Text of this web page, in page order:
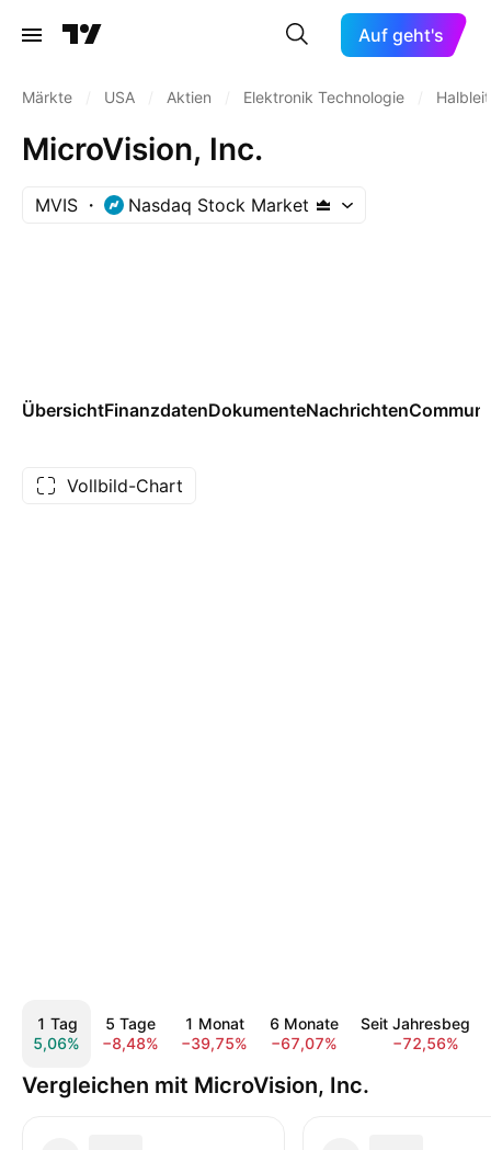
Auf geht's
Märkte USA Aktien Elektronik Technologie
MicroVision, Inc.
MVIS Nasdaq Stock Market
ÜbersichtFinanzdatenDokumenteNachrichten
Vollbild-Chart
1 Tag
5,06%
5 Tage
−8,48%
1 Monat
−39,75%
6 Monate
−67,07%
Seit Jahresbeginn
−72,56%
Vergleichen mit MicroVision, Inc.